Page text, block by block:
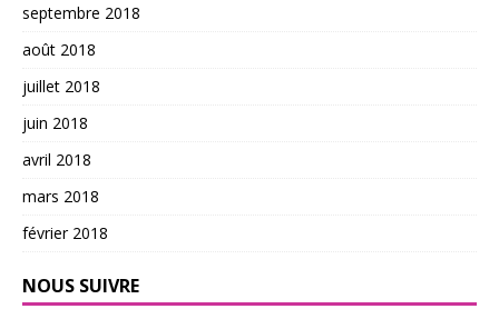
septembre 2018
août 2018
juillet 2018
juin 2018
avril 2018
mars 2018
février 2018
NOUS SUIVRE